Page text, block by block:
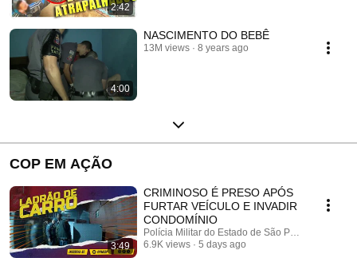
2:42
4:00
NASCIMENTO DO BEBÊ
13M views 8 years ago
COP EM AÇÃO
3:49
CRIMINOSO É PRESO APÓS
FURTAR VEÍCULO E INVADIR
CONDOMÍNIO
Polícia Militar do Estado de São Paulo
6.9K views
5 days ago